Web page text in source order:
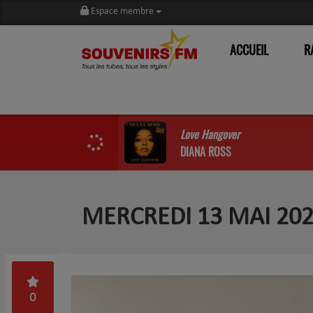
Espace membre
ACCUEIL
Love Hangover
DIANA ROSS
MERCREDI 13 MAI
0